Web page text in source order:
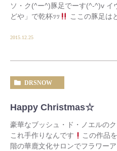
ソ・ク(^ー^)豚足でーす(^-^)v イ
どや」で乾杯ｯｯ
ここの豚足は
2015.12.25
DRSNOW
Happy Christmas☆
豪華なブッシュ・ド・ノエルの
これ手作りなんです
この作品
階の華鹿文化サロンでフラワー